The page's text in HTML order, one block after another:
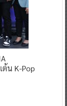
ต้น K-Pop